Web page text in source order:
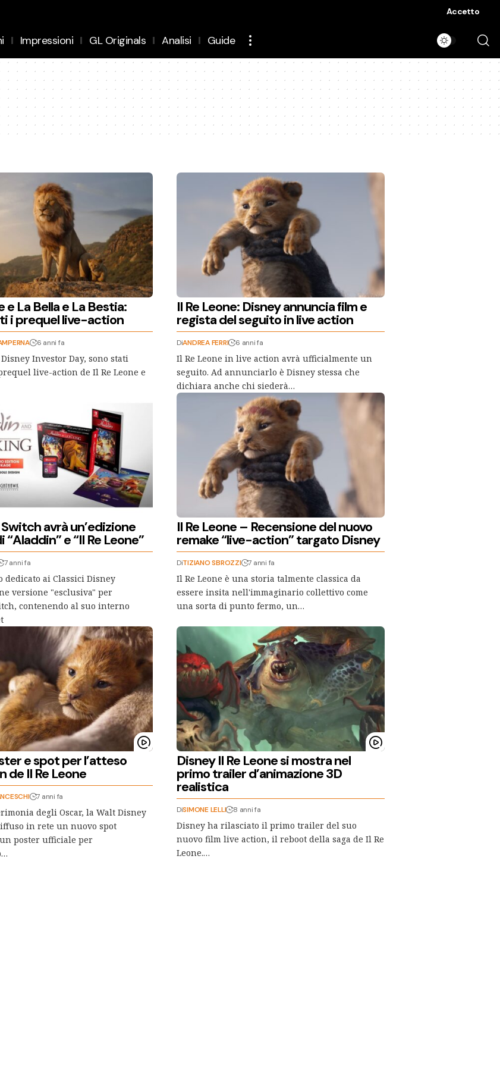
Accetto
Impressioni GL Originals Analisi Guide
e La Bella e La Bestia:
i prequel live-action
6 anni fa
Investor Day, sono stati
live-action de Il Re Leone e
Il Re Leone: Disney annuncia film e
regista del seguito in live action
DiANDREA FERRI 6 anni fa
Il Re Leone in live action avrà ufficialmente un
seguito. Ad annunciarlo è Disney stessa che
dichiara anche chi siederà…
avrà un’edizione
e “Il Re Leone”
7 anni fa
dedicato ai Classici Disney
versione "esclusiva" per
contenendo al suo interno
Il Re Leone – Recensione del nuovo
remake “live-action” targato Disney
DiTIZIANO SBROZZI 7 anni fa
Il Re Leone è una storia talmente classica da
essere insita nell'immaginario collettivo come
una sorta di punto fermo, un…
e spot per l’atteso
de Il Re Leone
7 anni fa
degli Oscar, la Walt Disney
in rete un nuovo spot
poster ufficiale per
Disney Il Re Leone si mostra nel
primo trailer d’animazione 3D
realistica
DiSIMONE LELLI 8 anni fa
Disney ha rilasciato il primo trailer del suo
nuovo film live action, il reboot della saga de Il Re
Leone.…